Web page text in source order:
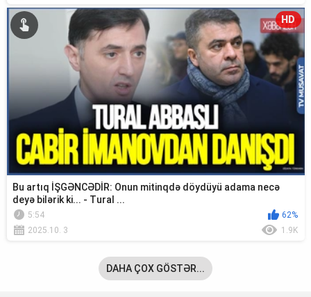
HD
Bu artıq İŞGƏNCƏDİR: Onun mitinqdə döydüyü adama necə
deyə bilərik ki... - Tural ...
5:54
62%
2025.10. 3
1.9K
DAHA ÇOX GÖSTƏR...